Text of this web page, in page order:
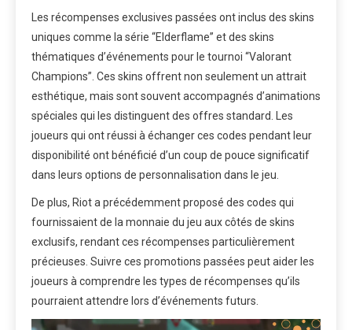
Les récompenses exclusives passées ont inclus des skins
uniques comme la série “Elderflame” et des skins
thématiques d’événements pour le tournoi “Valorant
Champions”. Ces skins offrent non seulement un attrait
esthétique, mais sont souvent accompagnés d’animations
spéciales qui les distinguent des offres standard. Les
joueurs qui ont réussi à échanger ces codes pendant leur
disponibilité ont bénéficié d’un coup de pouce significatif
dans leurs options de personnalisation dans le jeu.
De plus, Riot a précédemment proposé des codes qui
fournissaient de la monnaie du jeu aux côtés de skins
exclusifs, rendant ces récompenses particulièrement
précieuses. Suivre ces promotions passées peut aider les
joueurs à comprendre les types de récompenses qu’ils
pourraient attendre lors d’événements futurs.